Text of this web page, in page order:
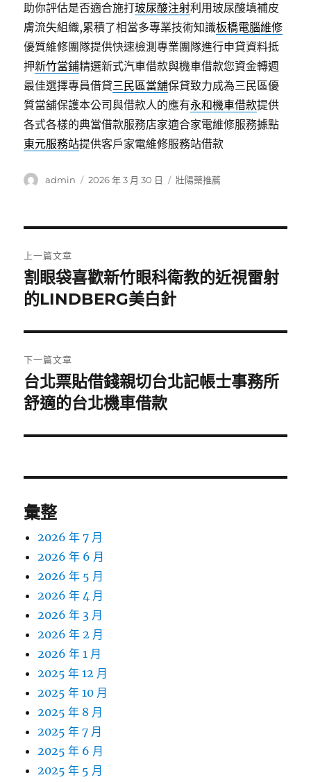
助你評估是否適合施打玻尿酸注射利用玻尿酸填補皮
膚流失組織,累積了相當多專業技術知識板橋電腦維修
優質維修團隊提供快速檢測專業團隊進行申貸資料抵
押新竹當鋪精選新式汽車借款與機車借款您資金轉週
最佳選擇專員借貸三民區當舖保貸致力成為三民區優
質當舖保護本公司與借款人的應有永和機車借款提供
各式各樣的典當借款服務店家適合家電維修服務據點
東元服務站提供客戶家電維修服務站借款
作
admin
發
2026 年 3 月 30 日
分
壯陽藥推薦
章
導
覽
上一篇文章
上
一
文
章:
割眼袋喜歡新竹眼科衛教的近視雷射
的LINDBERG美白針
下一篇文章
下
一
文
台北票貼借錢親切台北記帳士事務所
舒適的台北機車借款
彙整
2026 年 7 月
2026 年 6 月
2026 年 5 月
2026 年 4 月
2026 年 3 月
2026 年 2 月
2026 年 1 月
2025 年 12 月
2025 年 10 月
2025 年 8 月
2025 年 7 月
2025 年 6 月
2025 年 5 月